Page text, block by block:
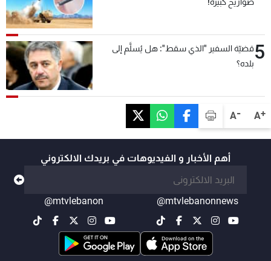
A+
A-
5قضيّة السفير "الذي سقط": هل يُسلَّم إلى
بلده؟
أهم الأخبار و الفيديوهات في بريدك الالكتروني
@mtvlebanonnews
@mtvlebanon